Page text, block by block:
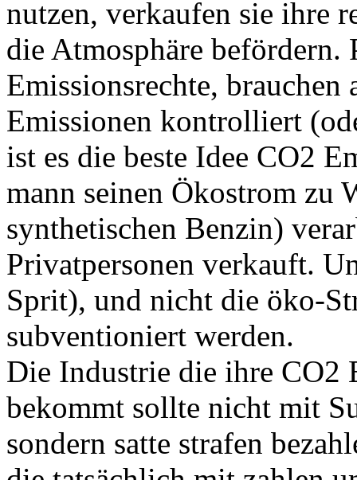
nutzen, verkaufen sie ihre
die Atmosphäre befördern.
Emissionsrechte, brauchen
Emissionen kontrolliert
ist es die beste Idee CO2
mann seinen Ökostrom zu
synthetischen Benzin)
Privatpersonen verkauft.
Sprit), und nicht die öko-
subventioniert werden.
Die Industrie die ihre
bekommt sollte nicht mit
sondern satte strafen